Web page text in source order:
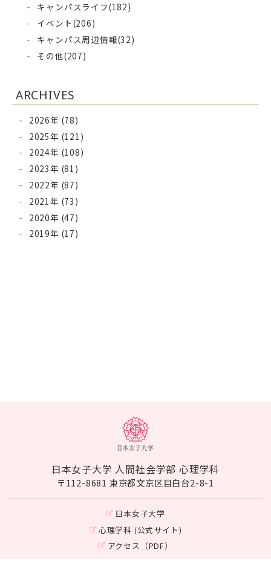
キャンパスライフ(182)
イベント(206)
キャンパス周辺情報(32)
その他(207)
ARCHIVES
2026年 (78)
2025年 (121)
2024年 (108)
2023年 (81)
2022年 (87)
2021年 (73)
2020年 (47)
2019年 (17)
日本女子大学 人間社会学部 心理学科
〒112-8681 東京都文京区目白台2-8-1
日本女子大学
心理学科 (公式サイト)
アクセス（PDF）